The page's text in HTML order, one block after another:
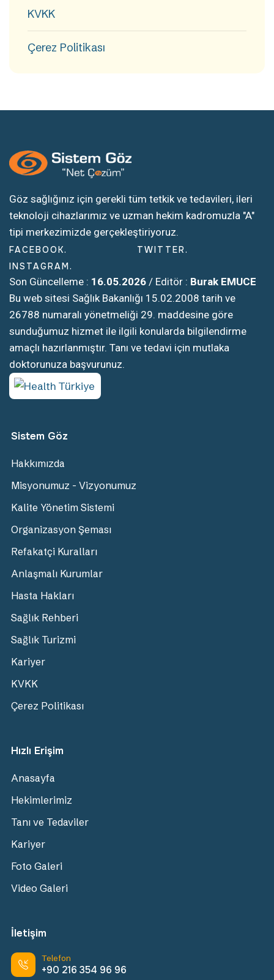
KVKK
Çerez Politikası
Göz sağlığınız için gerekli tüm tetkik ve tedavileri, ileri
teknoloji cihazlarımız ve uzman hekim kadromuzla "A"
tipi merkezimizde gerçekleştiriyoruz.
FACEBOOK
TWITTER
INSTAGRAM
Son Güncelleme : 16.05.2026 / Editör : Burak EMUCE
Bu web sitesi Sağlık Bakanlığı 15.02.2008 tarih ve
26788 numaralı yönetmeliği 29. maddesine göre
sunduğumuz hizmet ile ilgili konularda bilgilendirme
amaçlı hazırlanmıştır. Tanı ve tedavi için mutlaka
doktorunuza başvurunuz.
Sistem Göz
Hakkımızda
Misyonumuz - Vizyonumuz
Kalite Yönetim Sistemi
Organizasyon Şeması
Refakatçi Kuralları
Anlaşmalı Kurumlar
Hasta Hakları
Sağlık Rehberi
Sağlık Turizmi
Kariyer
KVKK
Çerez Politikası
Hızlı Erişim
Anasayfa
Hekimlerimiz
Tanı ve Tedaviler
Kariyer
Foto Galeri
Video Galeri
İletişim
Telefon
+90 216 354 96 96